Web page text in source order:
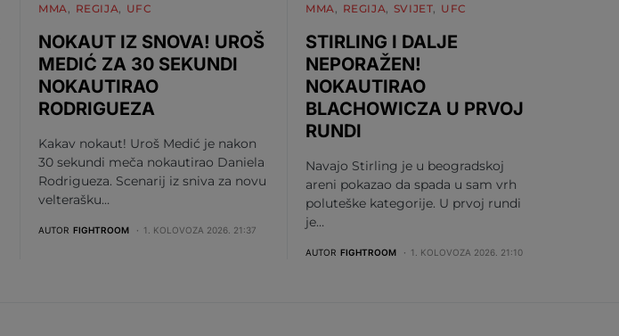
MMA REGIJA UFC
NOKAUT IZ SNOVA! UROŠ
MEDIĆ ZA 30 SEKUNDI
NOKAUTIRAO
RODRIGUEZA
Kakav nokaut! Uroš Medić je nakon
30 sekundi meča nokautirao Daniela
Rodrigueza. Scenarij iz sniva za novu
velterašku…
AUTOR FIGHTROOM 1. KOLOVOZA 2026. 21:37
MMA REGIJA SVIJET UFC
STIRLING I DALJE
NEPORAŽEN!
NOKAUTIRAO
BLACHOWICZA U PRVOJ
RUNDI
Navajo Stirling je u beogradskoj
areni pokazao da spada u sam vrh
poluteške kategorije. U prvoj rundi
je…
AUTOR FIGHTROOM 1. KOLOVOZA 2026. 21:10